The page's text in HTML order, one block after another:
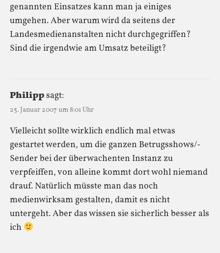
genannten Einsatzes kann man ja einiges
umgehen. Aber warum wird da seitens der
Landesmedienanstalten nicht durchgegriffen?
Sind die irgendwie am Umsatz beteiligt?
Philippsagt:
25. Januar 2007 um 8:01 Uhr
Vielleicht sollte wirklich endlich mal etwas
gestartet werden, um die ganzen Betrugsshows/-
Sender bei der überwachenten Instanz zu
verpfeiffen, von alleine kommt dort wohl niemand
drauf. Natürlich müsste man das noch
medienwirksam gestalten, damit es nicht
untergeht. Aber das wissen sie sicherlich besser als
ich